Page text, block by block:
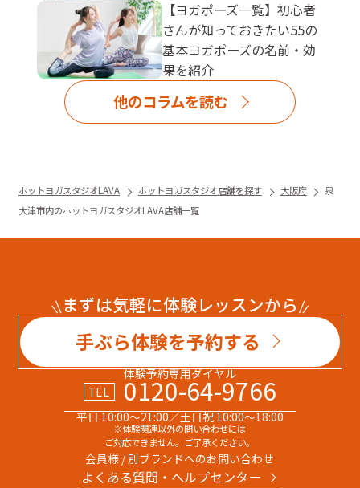
【ヨガポーズ一覧】初心者
さんが知っておきたい55の
基本ヨガポーズの名前・効
果を紹介
他のコラムを読む
ホットヨガスタジオLAVA ホットヨガスタジオ店舗を探す 大阪府
泉
大津市内のホットヨガスタジオLAVA店舗一覧
まずは気軽に体験レッスンから
手ぶら体験を予約する
体験予約専用ダイヤル
TEL
0120-64-9766
平日 10:00～21:00／土日祝 10:00～18:00
※体験関連以外の問い合わせには
ご対応できません。ご了承ください。
会員様 / 別ブランドへのお問い合わせ
よくある質問・へルプセンター